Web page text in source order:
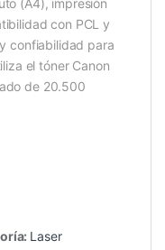
(A4), impresión
con PCL y
confiabilidad para
el tóner Canon
de 20.500
Laser